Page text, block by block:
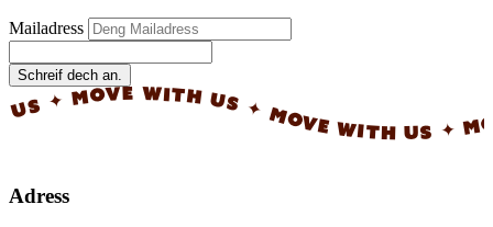
Mailadress
Schreif dech an.
✦ MOVE WITH US ✦ MOVE WITH US ✦
Adress